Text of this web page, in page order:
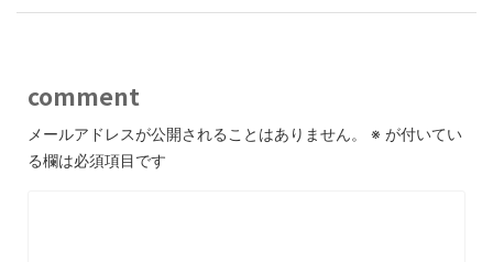
comment
メールアドレスが公開されることはありません。 ※ が付いてい
る欄は必須項目です